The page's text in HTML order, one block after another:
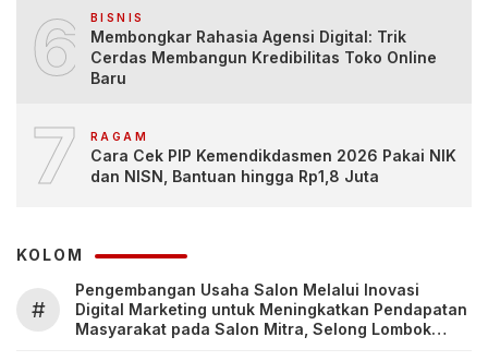
6 BISNIS
Membongkar Rahasia Agensi Digital: Trik
Cerdas Membangun Kredibilitas Toko Online
Baru
7 RAGAM
Cara Cek PIP Kemendikdasmen 2026 Pakai NIK
dan NISN, Bantuan hingga Rp1,8 Juta
KOLOM
#
Pengembangan Usaha Salon Melalui Inovasi
Digital Marketing untuk Meningkatkan Pendapatan
Masyarakat pada Salon Mitra, Selong Lombok